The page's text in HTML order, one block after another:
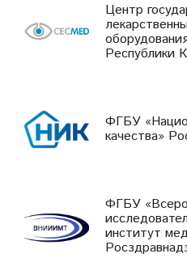
Центр
Республики
ФГБУ
качества»
ФГБУ
институт